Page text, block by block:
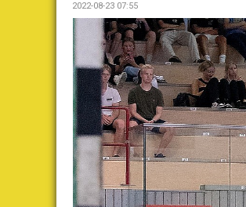
2022-08-23 07:55